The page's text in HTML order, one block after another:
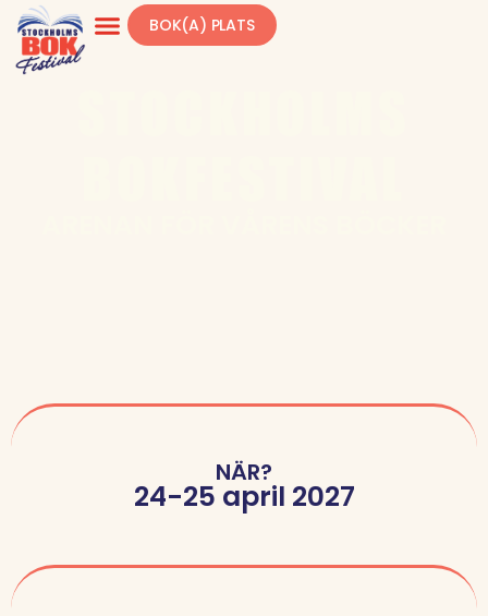
BOK(A) PLATS
NÄR?
24-25 april 2027